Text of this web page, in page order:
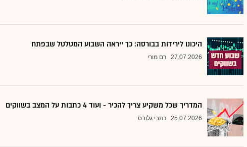
היכונו לירידות בבורסה: כך ייראה השבוע המטלטל שבפתח
27.07.2026 רם מורי
המדריך שכל משקיע צריך להכיר - ועוד 4 כתבות על המצב בשווקים
25.07.2026 כתבי גלובס